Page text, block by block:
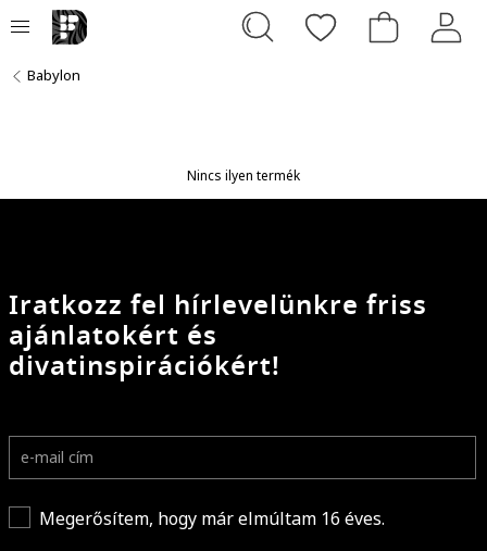
Babylon
Nincs ilyen termék
Iratkozz fel hírlevelünkre friss
ajánlatokért és
divatinspirációkért!
Megerősítem, hogy már elmúltam 16 éves.